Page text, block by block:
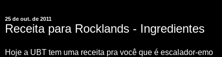
25 de out. de 2011
Receita para Rocklands - Ingredientes
Hoje a UBT tem uma receita pra você que é escalador-emo